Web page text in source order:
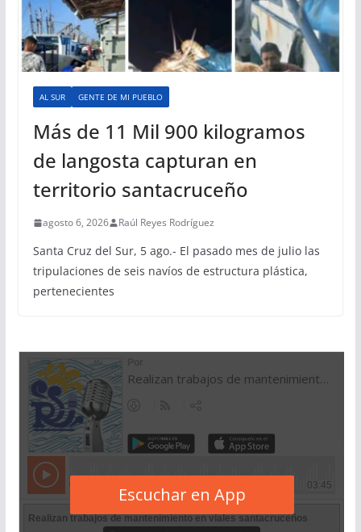
AL SUR GENTE DE MI PUEBLO
Más de 11 Mil 900 kilogramos
de langosta capturan en
territorio santacruceño
agosto 6, 2026 Raúl Reyes Rodríguez
Santa Cruz del Sur, 5 ago.- El pasado mes de julio las
tripulaciones de seis navíos de estructura plástica,
pertenecientes